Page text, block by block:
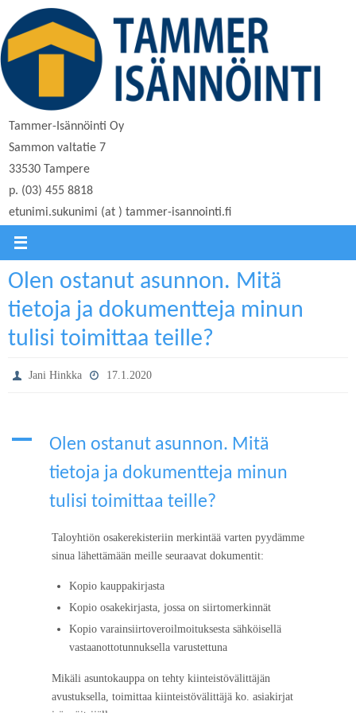
content
Tammer-Isännöinti Oy
Sammon valtatie 7
33530 Tampere
p. (03) 455 8818
etunimi.sukunimi (at ) tammer-isannointi.fi
Olen ostanut asunnon. Mitä
tietoja ja dokumentteja minun
tulisi toimittaa teille?
Jani Hinkka 17.1.2020
A
Olen ostanut asunnon. Mitä
tietoja ja dokumentteja minun
tulisi toimittaa teille?
Taloyhtiön osakerekisteriin merkintää varten pyydämme
sinua lähettämään meille seuraavat dokumentit:
Kopio kauppakirjasta
Kopio osakekirjasta, jossa on siirtomerkinnät
Kopio varainsiirtoveroilmoituksesta sähköisellä
vastaanottotunnuksella varustettuna
Mikäli asuntokauppa on tehty kiinteistövälittäjän
avustuksella, toimittaa kiinteistövälittäjä ko. asiakirjat